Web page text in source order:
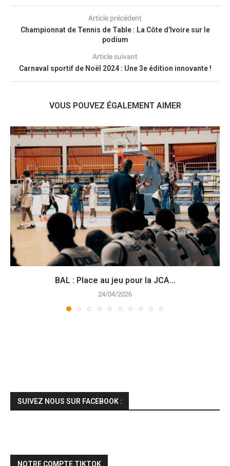
Article précédent
Championnat de Tennis de Table : La Côte d’Ivoire sur le
podium
Article suivant
Carnaval sportif de Noël 2024 : Une 3e édition innovante !
VOUS POUVEZ ÉGALEMENT AIMER
BAL : Place au jeu pour la JCA...
24/04/2026
SUIVEZ NOUS SUR FACEBOOK :
NOTRE COMPTE TIKTOK